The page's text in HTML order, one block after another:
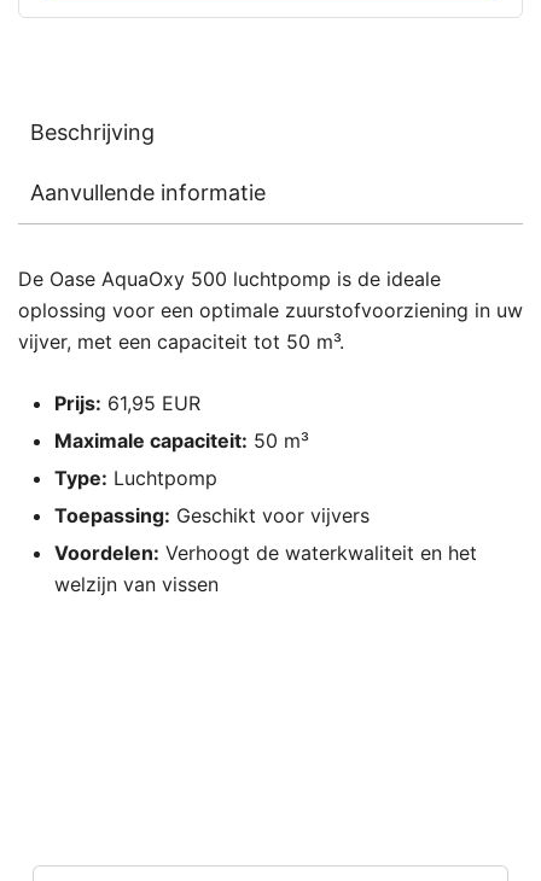
Beschrijving
Aanvullende informatie
De Oase AquaOxy 500 luchtpomp is de ideale
oplossing voor een optimale zuurstofvoorziening in uw
vijver, met een capaciteit tot 50 m³.
Prijs: 61,95 EUR
Maximale capaciteit: 50 m³
Type: Luchtpomp
Toepassing: Geschikt voor vijvers
Voordelen: Verhoogt de waterkwaliteit en het
welzijn van vissen